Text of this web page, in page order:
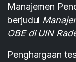
Manajemen
berjudul
OBE di UIN
Penghargaan